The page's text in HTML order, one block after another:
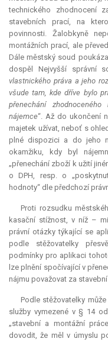
technického zhodnocení
stavebních prací, na
povinnosti. Žalobkyně
montážních prací, ale
Dále městský soud
dospěl Nejvyšší správní
vlastnického práva a jeho
všude tam, kde dříve bylo
přenechání
nájemce“. Až do ukončení
majetek užívat, neboť s
plné dispozici a do jeho
okamžiku, kdy byl
„přenechání zboží k užití
o DPH, resp. o
hodnoty“ dle předchozí
Proti rozsudku
kasační stížnost, v níž –
právní otázky týkající se
podle stěžovatelky
podmínky pro aplikaci
lze plnění spočívající v
nájmu považovat za
Podle stěžovatelky
služby vymezené v § 14
„stavební a montážní
dovodit, že měl v úmyslu